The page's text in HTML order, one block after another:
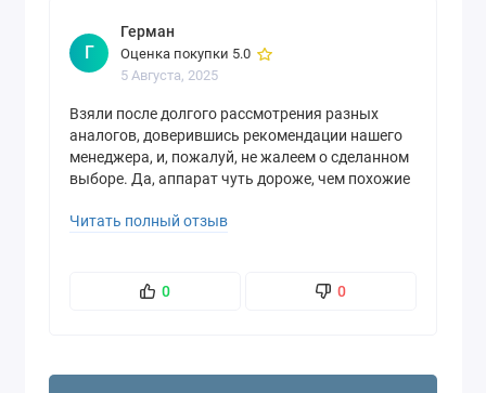
Г
Герман
Оценка покупки 5.0
5 Августа, 2025
Взяли после долгого рассмотрения разных
аналогов, доверившись рекомендации нашего
менеджера, и, пожалуй, не жалеем о сделанном
выборе. Да, аппарат чуть дороже, чем похожие
разница вполне компенсируется разными
порадовала «шпаргалка» на корпусе - пусть она
Читать полный отзыв
0 0